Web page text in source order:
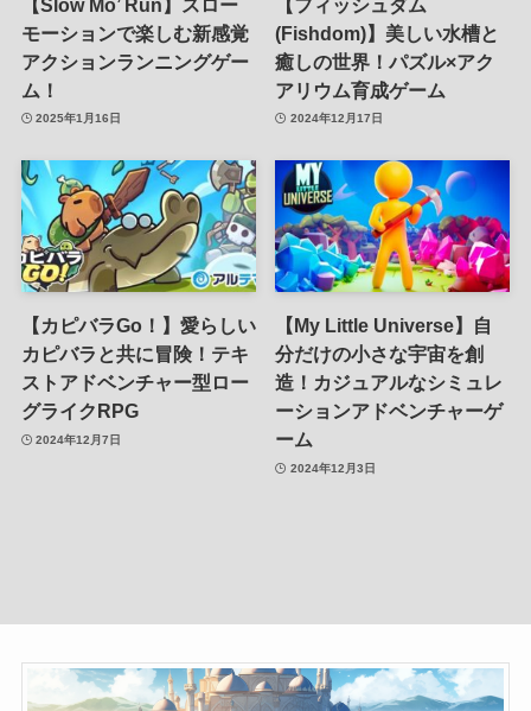
【Slow Mo’ Run】スロー
モーションで楽しむ新感覚
アクションランニングゲー
ム！
2025年1月16日
【フィッシュダム
(Fishdom)】美しい水槽と
癒しの世界！パズル×アク
アリウム育成ゲーム
2024年12月17日
【カピバラGo！】愛らしい
カピバラと共に冒険！テキ
ストアドベンチャー型ロー
グライクRPG
2024年12月7日
【My Little Universe】自
分だけの小さな宇宙を創
造！カジュアルなシミュレ
ーションアドベンチャーゲ
ーム
2024年12月3日